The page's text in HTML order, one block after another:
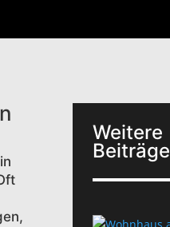
Weitere
Beiträge